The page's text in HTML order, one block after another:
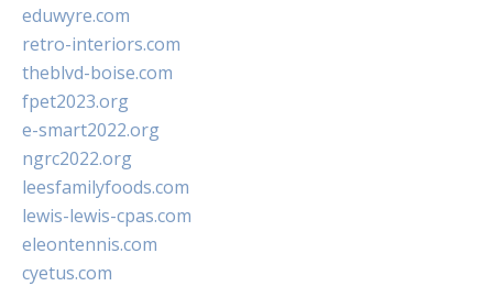
eduwyre.com
retro-interiors.com
theblvd-boise.com
fpet2023.org
e-smart2022.org
ngrc2022.org
leesfamilyfoods.com
lewis-lewis-cpas.com
eleontennis.com
cyetus.com